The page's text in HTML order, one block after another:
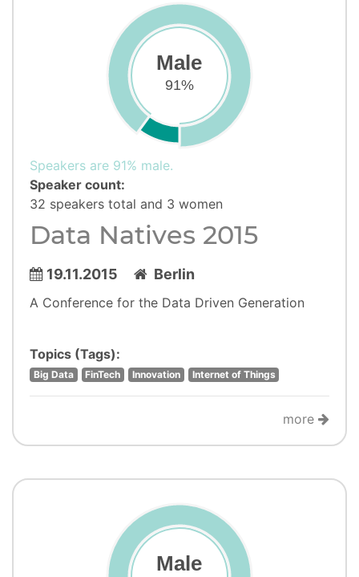
Male
91%
Speakers are 91% male.
Speaker count:
32 speakers total and 3 women
Data Natives 2015
19.11.2015 Berlin
A Conference for the Data Driven Generation
Topics (Tags):
Big Data FinTech Innovation Internet of Things
more
Male